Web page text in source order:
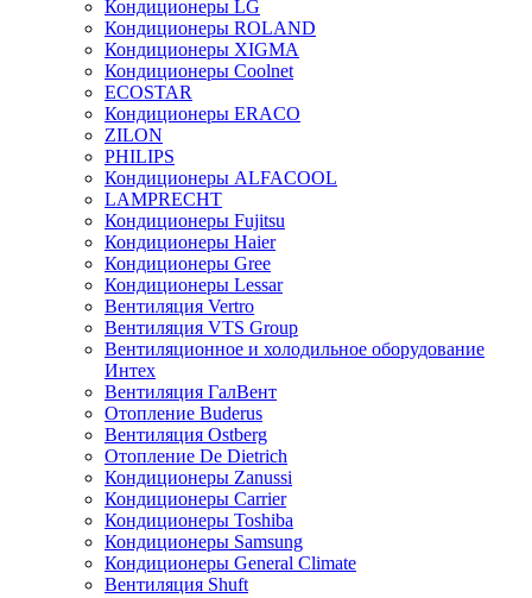
Кондиционеры LG
Кондиционеры ROLAND
Кондиционеры XIGMA
Кондиционеры Coolnet
ECOSTAR
Кондиционеры ERACO
ZILON
PHILIPS
Кондиционеры ALFACOOL
LAMPRECHT
Кондиционеры Fujitsu
Кондиционеры Haier
Кондиционеры Gree
Кондиционеры Lessar
Вентиляция Vertro
Вентиляция VTS Group
Вентиляционное и холодильное оборудование
Интех
Вентиляция ГалВент
Отопление Buderus
Вентиляция Ostberg
Отопление De Dietrich
Кондиционеры Zanussi
Кондиционеры Carrier
Кондиционеры Toshiba
Кондиционеры Samsung
Кондиционеры General Climate
Вентиляция Shuft